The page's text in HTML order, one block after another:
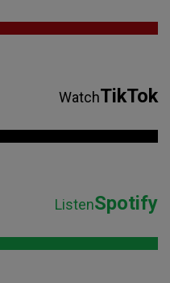
WatchTikTok
ListenSpotify